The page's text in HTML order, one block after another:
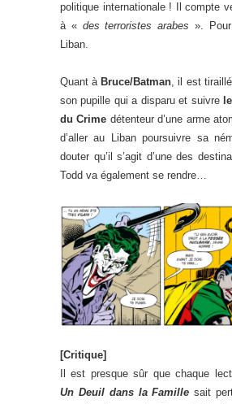
politique internationale ! Il compte
à « des terroristes arabes ».
Liban.
Quant à Bruce/Batman, il est
son pupille qui a disparu et suivre
du Crime détenteur d’une arme
d’aller au Liban poursuivre sa
douter qu’il s’agit d’une des
Todd va également se rendre…
[Critique]
Il est presque sûr que chaque
Un Deuil dans la Famille sait